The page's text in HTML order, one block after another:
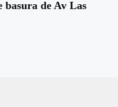
basura de Av Las